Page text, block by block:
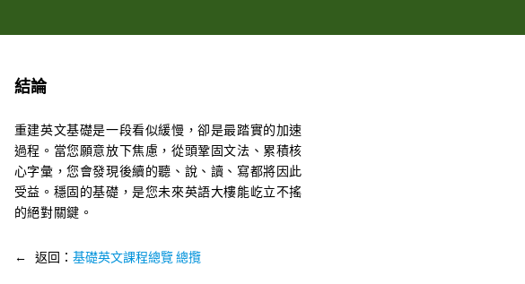
結論
重建英文基礎是一段看似緩慢，卻是最踏實的加速
過程。當您願意放下焦慮，從頭鞏固文法、累積核
心字彙，您會發現後續的聽、說、讀、寫都將因此
受益。穩固的基礎，是您未來英語大樓能屹立不搖
的絕對關鍵。
← 返回： 基礎英文課程總覽 總攬